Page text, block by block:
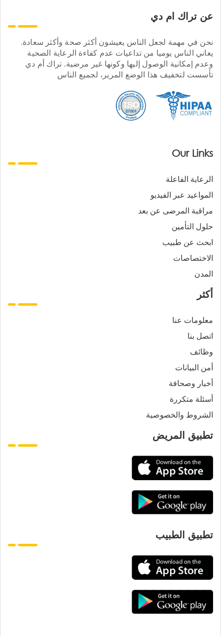
عن تراك ام دي
نحن في مهمة لجعل الناس يعيشون أكثر صحة وأكثر سعادة.
يعاني الناس يوميا من تداعيات عدم كفاءة الرعاية الصحية
وعدم إمكانية الوصول إليها وكونها غير مرضية. تراك أم دي
تأسست لتخفيف هذا الوضع المرير، لجميع الناس
Our Links
الرعاية الفاعلة
المواعيد عبر الفيديو
مراقبة المرضى عن بعد
حلول التأمين
ابحث عن طبيب
الاختصاصات
المدن
أكثر
معلومات عنا
اتصل بنا
وظائف
أمن البيانات
أخبار وصحافة
أسئلة متكررة
الشروط والخصوصية
تطبيق المريض
تطبيق الطبيب